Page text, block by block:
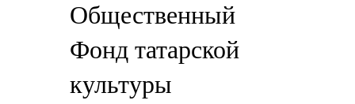
Общественный
Фонд татарской
культуры